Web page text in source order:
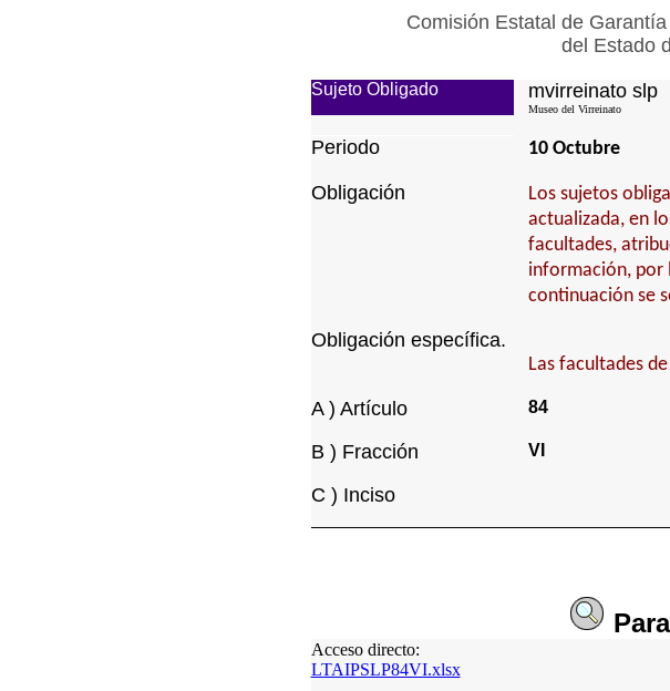
Comisión Estatal de
del Estado
Sujeto Obligado mvirreinato slp
Museo del Virreinato
Periodo 10 Octubre
Obligación
Los sujetos
actualizada, en
facultades,
información, por
continuación se
Obligación específica.
Las facultades
A ) Artículo 84
B ) Fracción VI
C ) Inciso
Para
Acceso directo:
LTAIPSLP84VI.xlsx